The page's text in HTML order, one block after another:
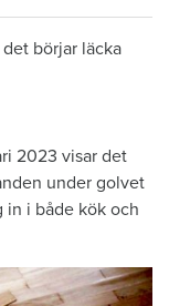
börjar läcka
2023 visar det
under golvet
in i både kök och